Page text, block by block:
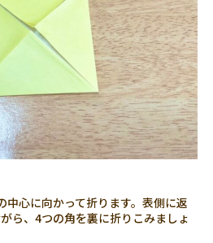
中心に向かって折ります。表側に返
ら、4つの角を裏に折りこみましょ